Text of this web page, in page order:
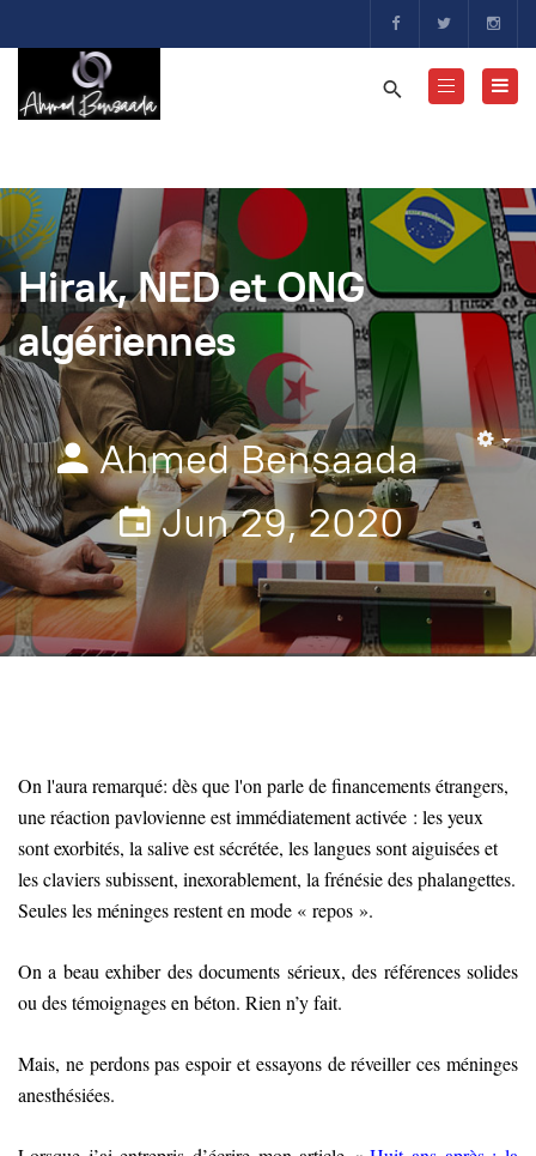
Hirak, NED et ONG
algériennes
Ahmed Bensaada
Jun 29, 2020
On l'aura remarqué: dès que l'on parle de financements étrangers,
une réaction pavlovienne est immédiatement activée : les yeux
sont exorbités, la salive est sécrétée, les langues sont aiguisées et
les claviers subissent, inexorablement, la frénésie des phalangettes.
Seules les méninges restent en mode « repos ».
On a beau exhiber des documents sérieux, des références solides
ou des témoignages en béton. Rien n’y fait.
Mais, ne perdons pas espoir et essayons de réveiller ces méninges
anesthésiées.